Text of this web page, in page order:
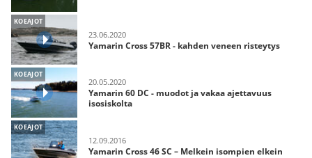
KOEAJOT
23.06.2020
Yamarin Cross 57BR - kahden veneen risteytys
KOEAJOT
20.05.2020
Yamarin 60 DC - muodot ja vakaa ajettavuus
isosiskolta
KOEAJOT
12.09.2016
Yamarin Cross 46 SC – Melkein isompien elkein